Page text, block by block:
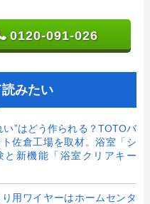
0120-091-026
みたい
い”はどう作られる？TOTOバ
佐倉工場を取材。浴室「シ
と新機能「浴室クリアキー
用ワイヤーはホームセンタ